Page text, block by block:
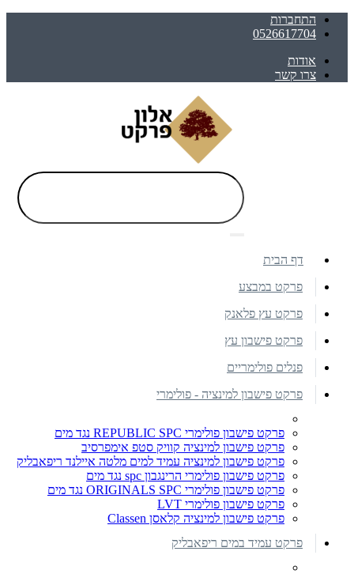
התחברות
0526617704
אודות
צרו קשר
דף הבית
פרקט במבצע
פרקט עץ פלאנק
פרקט פישבון עץ
פנלים פולימריים
פרקט פישבון למינציה - פולימרי
פרקט פישבון פולימרי REPUBLIC SPC נגד מים
פרקט פישבון למינציה קוויק סטפ אימפרסיב
פרקט פישבון למינציה עמיד למים מלטה איילנד ריפאבליק
פרקט פישבון פולימרי הרינגבון spc נגד מים
פרקט פישבון פולימרי ORIGINALS SPC נגד מים
פרקט פישבון פולימרי LVT
פרקט פישבון למינציה קלאסן Classen
פרקט עמיד במים ריפאבליק